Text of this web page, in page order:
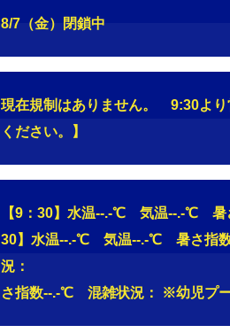
8/7（金）閉鎖中
現在規制はありません。 9:30より
ください。】
【9：30】水温--
30】水温--.-℃ 気温--.-℃ 暑さ指
況： 【13
さ指数--.-℃ 混雑状況： ※幼児プー